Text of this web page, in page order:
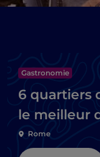
Gastronomie
6 quartiers
le meilleur
Rome